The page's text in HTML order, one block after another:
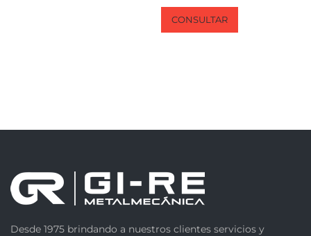
CONSULTAR
Desde 1975 brindando a nuestros clientes servicios y